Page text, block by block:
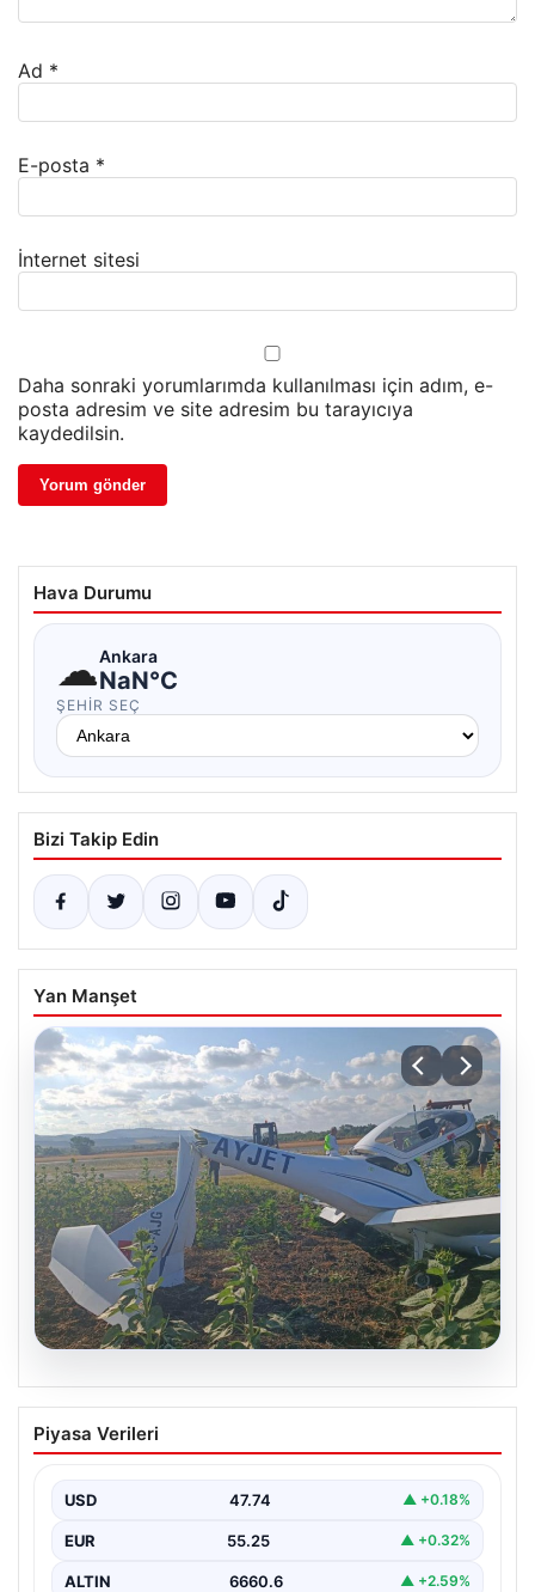
Ad *
E-posta *
İnternet sitesi
Daha sonraki yorumlarımda kullanılması için adım, e-
posta adresim ve site adresim bu tarayıcıya
kaydedilsin.
Hava Durumu
☁Ankara
NaN°C
ŞEHIR SEÇ
Bizi Takip Edin
Yan Manşet
Eğitim uçağı sert iniş yaptı. Öğrenci
pilot yaralandı
Piyasa Verileri
USD 47.74 ▲ +0.18%
EUR 55.25 ▲ +0.32%
ALTIN 6660.6 ▲ +2.59%